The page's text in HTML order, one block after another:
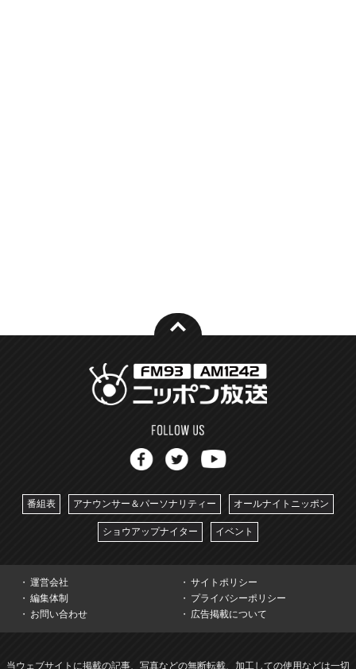
番組表 アナウンサー＆パーソナリティー オールナイトニッポン
ショウアップナイター イベント
運営会社
サイトポリシー
編集体制
プライバシーポリシー
お問い合わせ
広告掲載について
当ウェブサイトに掲載の記事、写真などの無断転載、加工しての使用などは一切